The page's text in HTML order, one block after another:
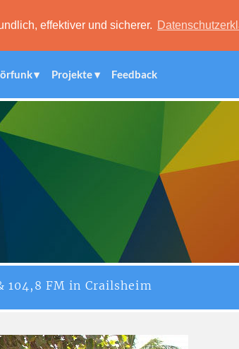
effektiver und sicherer.
Projekte Feedback
104,8 FM in Crailsheim